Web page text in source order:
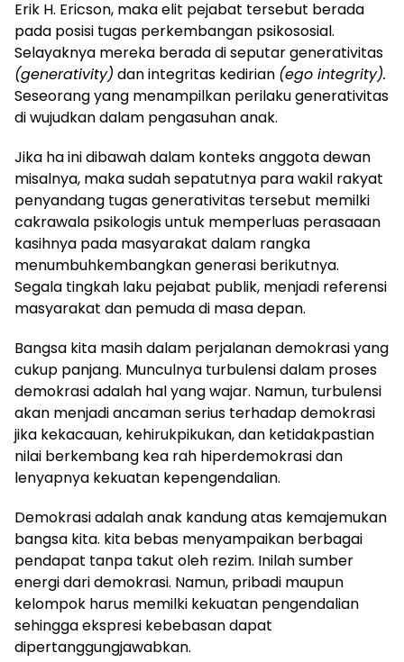
Erik H. Ericson, maka elit pejabat tersebut berada
pada posisi tugas perkembangan psikososial.
Selayaknya mereka berada di seputar generativitas
(generativity) dan integritas kedirian (ego integrity).
Seseorang yang menampilkan perilaku generativitas
di wujudkan dalam pengasuhan anak.
Jika ha ini dibawah dalam konteks anggota dewan
misalnya, maka sudah sepatutnya para wakil rakyat
penyandang tugas generativitas tersebut memilki
cakrawala psikologis untuk memperluas perasaaan
kasihnya pada masyarakat dalam rangka
menumbuhkembangkan generasi berikutnya.
Segala tingkah laku pejabat publik, menjadi referensi
masyarakat dan pemuda di masa depan.
Bangsa kita masih dalam perjalanan demokrasi yang
cukup panjang. Munculnya turbulensi dalam proses
demokrasi adalah hal yang wajar. Namun, turbulensi
akan menjadi ancaman serius terhadap demokrasi
jika kekacauan, kehirukpikukan, dan ketidakpastian
nilai berkembang kea rah hiperdemokrasi dan
lenyapnya kekuatan kepengendalian.
Demokrasi adalah anak kandung atas kemajemukan
bangsa kita. kita bebas menyampaikan berbagai
pendapat tanpa takut oleh rezim. Inilah sumber
energi dari demokrasi. Namun, pribadi maupun
kelompok harus memilki kekuatan pengendalian
sehingga ekspresi kebebasan dapat
dipertanggungjawabkan.